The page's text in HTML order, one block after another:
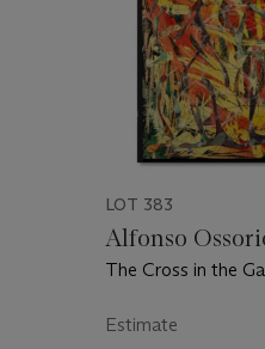
LOT 383
Alfonso
The Cross in the
Estimate